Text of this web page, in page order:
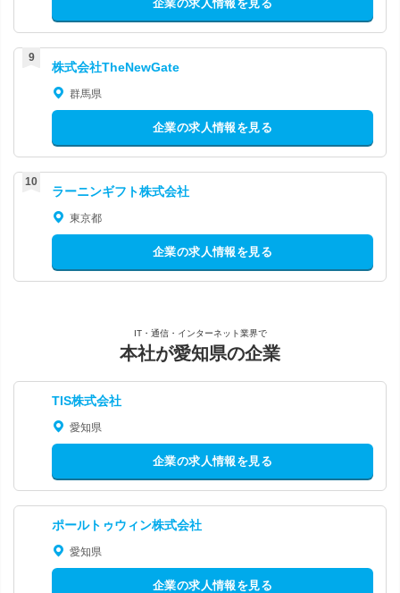
企業の求人情報を見る
株式会社TheNewGate
群馬県
企業の求人情報を見る
ラーニンギフト株式会社
東京都
企業の求人情報を見る
IT・通信・インターネット業界で
本社が愛知県の企業
TIS株式会社
愛知県
企業の求人情報を見る
ポールトゥウィン株式会社
愛知県
企業の求人情報を見る